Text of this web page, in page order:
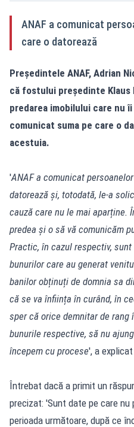
ANAF a comunicat
care o datorează
Președintele ANAF, Adrian
că fostului președinte
predarea imobilului care nu
comunicat suma pe care o
acestuia.
'ANAF a comunicat
datorează și, totodată, le-a
cauză care nu le mai aparține.
predea și o să vă comunicăm
Practic, în cazul respectiv,
bunurilor care au generat
banilor obținuți de domnia sa
că se va înființa în curând, în
sper că orice demnitar de
bunurile respective, să nu
începem cu procese', a
Întrebat dacă a primit un
precizat: 'Sunt date pe care
perioada următoare, după ce